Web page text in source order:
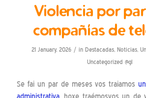
Violencia por
compañías de
21 January, 2026 / inDestacadas,Noticias,
Uncategorized @gl
Se fai un par de meses vos traiamos